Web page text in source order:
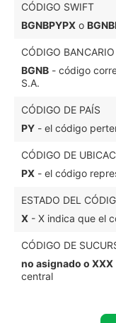
CÓDIGO SWIFT
BGNBPYPX o
CÓDIGO BANCARIO
BGNB - código
S.A.
CÓDIGO DE PAÍS
PY - el código
CÓDIGO DE
PX - el código
ESTADO DEL
X - X indica que el
CÓDIGO DE
no asignado o XXX
central